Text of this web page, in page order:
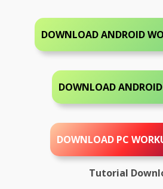
DOWNLOAD ANDROID
DOWNLOAD
DOWNLOAD PC
Tutorial